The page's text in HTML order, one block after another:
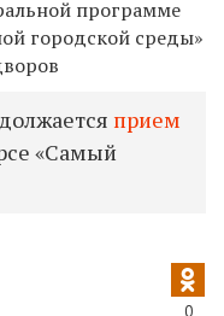
программе
городской среды»
прием
«Самый
0